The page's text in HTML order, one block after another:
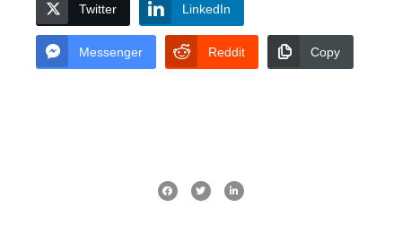
Twitter LinkedIn
Messenger Reddit Copy